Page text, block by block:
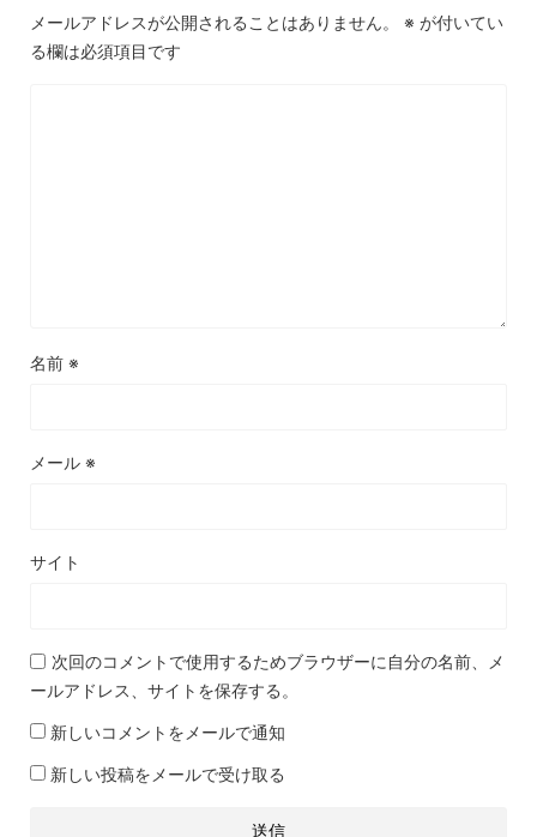
メールアドレスが公開されることはありません。 ※ が付いてい
る欄は必須項目です
名前 ※
メール ※
サイト
次回のコメントで使用するためブラウザーに自分の名前、メ
ールアドレス、サイトを保存する。
新しいコメントをメールで通知
新しい投稿をメールで受け取る